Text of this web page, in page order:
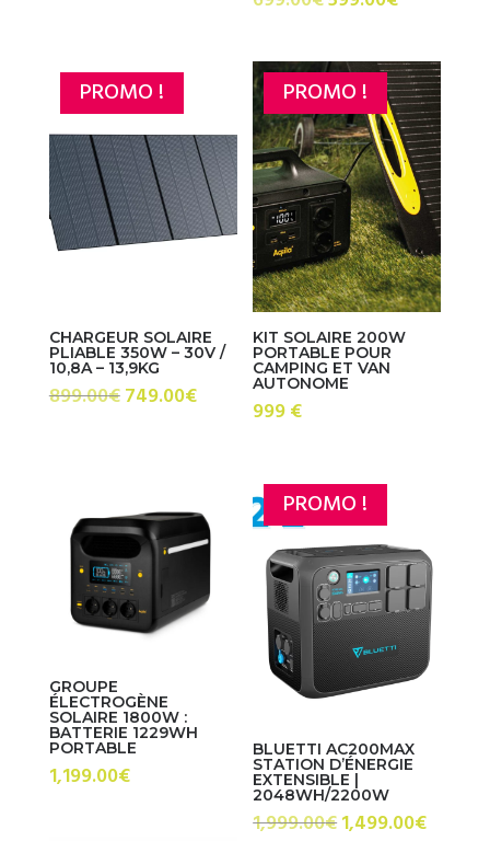
initial
était :
699.00€.
actuel
est :
599.00€.
PROMO !
CHARGEUR SOLAIRE
PLIABLE 350W – 30V /
10,8A – 13,9KG
899.00€Le
899.00€.
749.00€Le
749.00€.
PROMO !
KIT SOLAIRE 200W
PORTABLE POUR
CAMPING ET VAN
AUTONOME
999 €
GROUPE
ÉLECTROGÈNE
SOLAIRE 1800W :
BATTERIE 1229WH
PORTABLE
1,199.00€
PROMO !
BLUETTI AC200MAX
STATION D’ÉNERGIE
EXTENSIBLE |
2048WH/2200W
1,999.00€Le
1,499.00€Le